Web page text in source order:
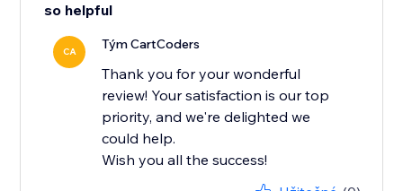
so helpful
CA Tým CartCoders
Thank you for your wonderful
review! Your satisfaction is our top
priority, and we're delighted we
could help.
Wish you all the success!